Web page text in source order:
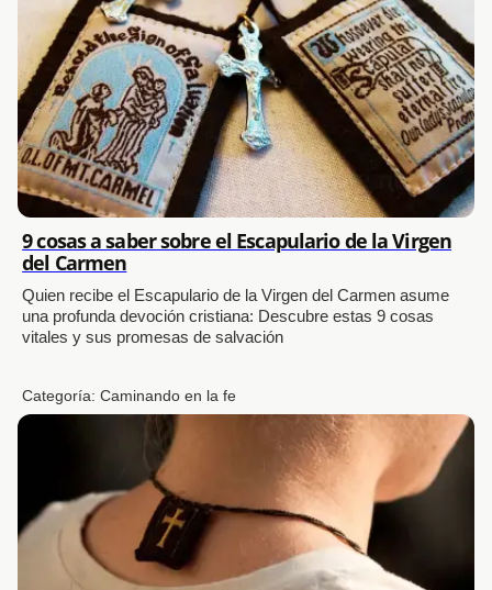
9 cosas a saber sobre el Escapulario de la Virgen
del Carmen
Quien recibe el Escapulario de la Virgen del Carmen asume
una profunda devoción cristiana: Descubre estas 9 cosas
vitales y sus promesas de salvación
Categoría:Caminando en la fe